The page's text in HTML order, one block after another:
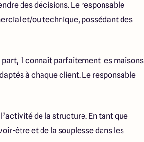
des décisions. Le responsable
et/ou technique, possédant des
part, il connaît parfaitement les maisons
à chaque client. Le responsable
de la structure. En tant que
être et de la souplesse dans les